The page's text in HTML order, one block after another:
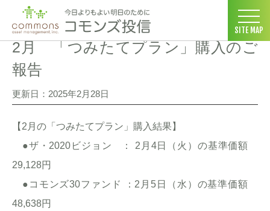
SITE MAP
コモンズ投信 ホーム >お客さま向け情報 2月 「つみたてプラン
2月 「つみたてプラン」購入のご
報告
更新日：2025年2月28日
【2月の「つみたてプラン」購入結果】
●ザ・2020ビジョン ： 2月4日（火）の基準価額
29,128円
●コモンズ30ファンド ：2月5日（水）の基準価額
48,638円